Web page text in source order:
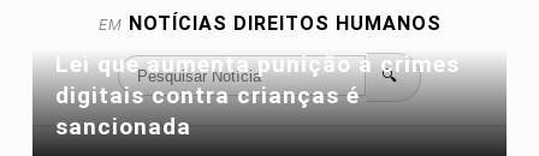
EM NOTÍCIAS DIREITOS HUMANOS
🔍
Lei que aumenta punição a crimes
digitais contra crianças é
sancionada